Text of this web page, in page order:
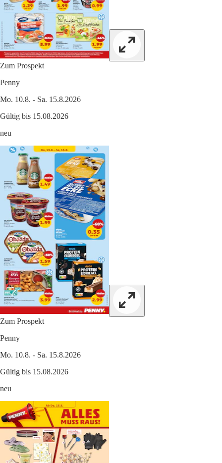
Zum Prospekt
Penny
Mo. 10.8. - Sa. 15.8.2026
Gültig bis 15.08.2026
neu
Zum Prospekt
Penny
Mo. 10.8. - Sa. 15.8.2026
Gültig bis 15.08.2026
neu